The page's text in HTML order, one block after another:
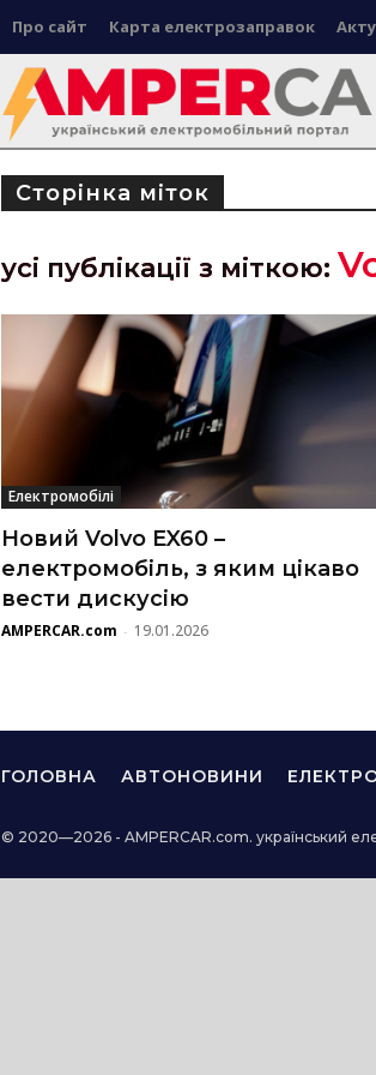
Про сайт Карта електрозаправок
Сторінка міток
усі публікації з міткою:
Електромобілі
Новий Volvo EX60 –
електромобіль, з яким цікаво
вести дискусію
AMPERCAR.com - 19.01.2026
ГОЛОВНА АВТОНОВИНИ
© 2020—2026 - AMPERCAR.com. український